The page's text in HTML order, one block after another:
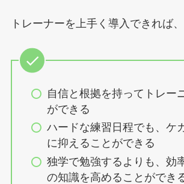
トレーナーを上手く導入できれば、
自信と根拠を持ってトレー
ができる
ハードな練習日程でも、ケ
に抑えることができる
独学で勉強するよりも、効
の知識を高めることができ